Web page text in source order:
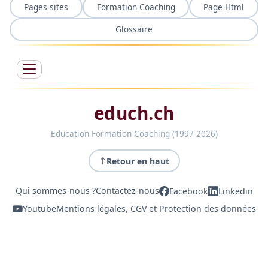
Pages sites Formation Coaching
Page Html
Glossaire
educh.ch
Education Formation Coaching (1997-2026)
Retour en haut
Qui sommes-nous ?Contactez-nous Facebook
Linkedin
YoutubeMentions légales, CGV et Protection des données